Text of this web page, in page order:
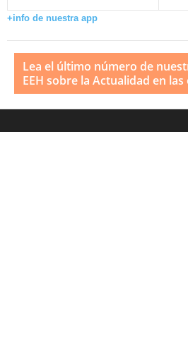
+info de nuestra app
Lea el último número de
EEH sobre la Actualidad en